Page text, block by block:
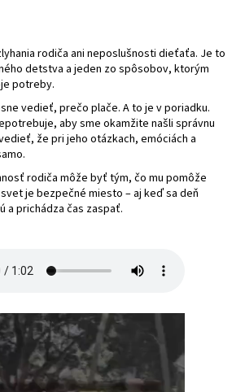
rodiča ani neposlušnosti dieťaťa. Je to
detstva a jeden zo spôsobov, ktorým
potreby.
vedieť, prečo plače. A to je v poriadku.
aby sme okamžite našli správnu
že pri jeho otázkach, emóciách a
rodiča môže byť tým, čo mu pomôže
je bezpečné miesto – aj keď sa deň
a prichádza čas zaspať.